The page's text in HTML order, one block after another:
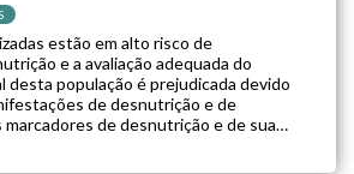
estão em alto risco de
e a avaliação adequada do
desta população é prejudicada devido
de desnutrição e de
de desnutrição e de sua